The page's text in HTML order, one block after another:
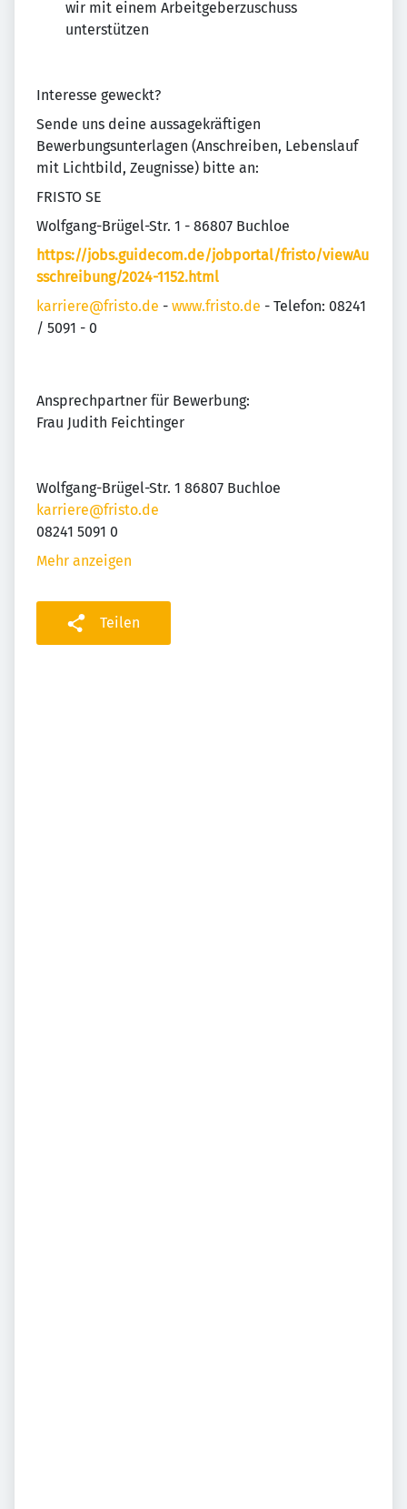
wir mit einem Arbeitgeberzuschuss
unterstützen
Interesse geweckt?
Sende uns deine aussagekräftigen
Bewerbungsunterlagen (Anschreiben, Lebenslauf
mit Lichtbild, Zeugnisse) bitte an:
FRISTO SE
Wolfgang-Brügel-Str. 1 - 86807 Buchloe
https://jobs.guidecom.de/jobportal/fristo/viewAu
sschreibung/2024-1152.html
karriere@fristo.de - www.fristo.de - Telefon: 08241
/ 5091 - 0
Ansprechpartner für Bewerbung:
Frau Judith Feichtinger
Wolfgang-Brügel-Str. 1 86807 Buchloe
karriere@fristo.de
08241 5091 0
Mehr anzeigen
Teilen